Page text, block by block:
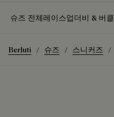
슈즈 전체레이스업더비 & 버클
Berluti 슈즈 스니커즈